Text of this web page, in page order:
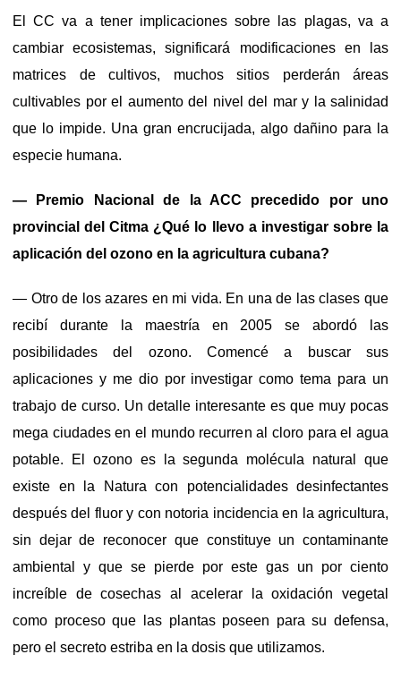
El CC va a tener implicaciones sobre las plagas, va a
cambiar ecosistemas, significará modificaciones en las
matrices de cultivos, muchos sitios perderán áreas
cultivables por el aumento del nivel del mar y la salinidad
que lo impide. Una gran encrucijada, algo dañino para la
especie humana.
— Premio Nacional de la ACC precedido por uno
provincial del Citma ¿Qué lo llevo a investigar sobre la
aplicación del ozono en la agricultura cubana?
— Otro de los azares en mi vida. En una de las clases que
recibí durante la maestría en 2005 se abordó las
posibilidades del ozono. Comencé a buscar sus
aplicaciones y me dio por investigar como tema para un
trabajo de curso. Un detalle interesante es que muy pocas
mega ciudades en el mundo recurren al cloro para el agua
potable. El ozono es la segunda molécula natural que
existe en la Natura con potencialidades desinfectantes
después del fluor y con notoria incidencia en la agricultura,
sin dejar de reconocer que constituye un contaminante
ambiental y que se pierde por este gas un por ciento
increíble de cosechas al acelerar la oxidación vegetal
como proceso que las plantas poseen para su defensa,
pero el secreto estriba en la dosis que utilizamos.